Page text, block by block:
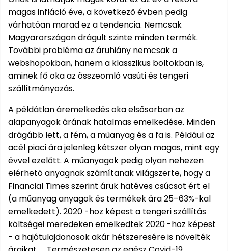
Benzinmotoros
Háromkerekű
fűnyíró
Alternáló
fűkasza
Tárcsás
fűnyíró
Tartozékok
fűnyírókhoz
Szegélynyíró
Fűkasza
Kapálógép
ACCU
Program
HECHT
1278
akku
program
HECHT
6260
akku
program
Sövényvágó
Fűrészek
bútorok
házak
Lámpák
Napernyők
Napozó
ágyak
Székek,
padok
Tartozékok
rönkhasítóktartozékok
Tömlők
Tömlőkocsik,
tömlőtartók
Tartozékok
szivattyúkhoz
Hóeke
Hócipő
Jégtörő
Magvak
Szőtt/nem
szőtt
textíliák
Növényvédelem
Egyéb
Háti
permetezők
Fűrészek
Komposztálók
Metszőollók
Sövényvágó
ollók
Elektromos
hosszabbító
Barkácsgépek
Gérvágó
fűrész
Gyalugép
Habarcskeverő
Körfűrész
Sarokcsiszoló,
polírozó
Szúrófűrész
Tartozékok
barkácsgépekhez
Földfúró
gépek
Betonkeverők
Védőeszközök
Fűtőberendezések
Hamuporszívók
Hegesztők
Kompresszorok
HECHT
1278
akku
program
HECHT
6260
akku
program
Elektromos
járművek
buggy,
motor
Bukósisakok
Akkumulátorok
Rollerek,
hoverboardok
Bukósisakok
Méret
- XL
Medencék
és
szaunák
Robotporszívók
Hálók,
kefék,
porszívók
Vízkezelés
Vízvizsgálók
Tisztítószerek
Vízi
játékok
Egyéb
Kiegészítők
Gyermekjátékok
Víz
robogók
Kisállat
kellékek
Kutyaházak
Nyúlketrecek
Szőrmeápolás
PROMINENT
állateledel
Ajándékkártya
VIP
bónusz
program
magas infláció éve, a következő évben pedig
várhatóan marad ez a tendencia. Nemcsak
Magyarországon drágult szinte minden termék.
További probléma az áruhiány nemcsak a
webshopokban, hanem a klasszikus boltokban is,
aminek fő oka az összeomló vasúti és tengeri
szállítmányozás.
A példátlan áremelkedés oka elsősorban az
alapanyagok árának hatalmas emelkedése. Minden
drágább lett, a fém, a műanyag és a fa is. Például az
acél piaci ára jelenleg kétszer olyan magas, mint egy
évvel ezelőtt. A műanyagok pedig olyan nehezen
elérhető anyagnak számítanak világszerte, hogy a
Financial Times szerint áruk hatéves csúcsot ért el
(a műanyag anyagok és termékek ára 25–63%-kal
emelkedett). 2020 -hoz képest a tengeri szállítás
költségei meredeken emelkedtek 2020 -hoz képest
- a hajótulajdonosok akár hétszeresére is növelték